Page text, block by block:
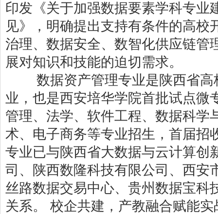
印发《关于加强数据要素学科专业
见》，明确提出支持有条件的高
治理、数据安全、数智化供应链管
展对知识和技能的迫切需求。
数据资产管理专业是陕西省高
业，也是西安培华学院首批试点微
管理、法学、软件工程、数据科学
术、电子商务等专业招生，首届招
专业已与陕西省大数据与云计算创
司、陕西数隆科技有限公司、西安
丝路数据交易中心、贵州数据宝科
关系。 校企共建，产教融合赋能